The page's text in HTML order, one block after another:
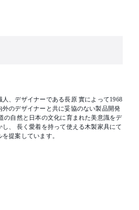
、デザイナーである長原 實によって1968
のデザイナーと共に妥協のない製品開発
の自然と日本の文化に育まれた美意識をデ
、 長く愛着を持って使える木製家具にて
提案しています。